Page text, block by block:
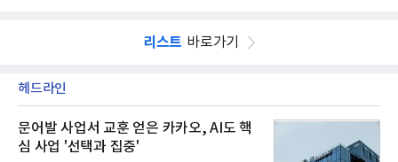
리스트 바로가기
헤드라인
문어발 사업서 교훈 얻은 카카오, AI도 핵
심 사업 '선택과 집중'